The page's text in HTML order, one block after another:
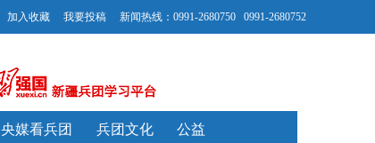
加入收藏 我要投稿 新闻热线：0991-2680750 0991-2680752
央媒看兵团
兵团文化
公益